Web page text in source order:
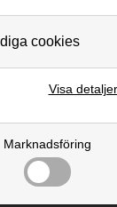
Marknadsföring
Visa